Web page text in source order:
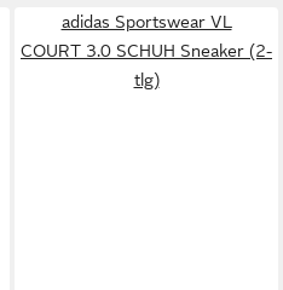
adidas Sportswear VL
COURT 3.0 SCHUH Sneaker (2-
tlg)